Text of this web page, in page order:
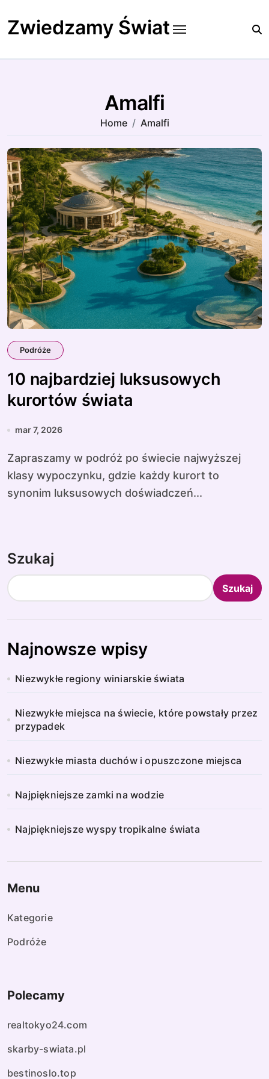
to
content
Zwiedzamy Świat
Amalfi
Home Amalfi
Podróże
10 najbardziej luksusowych
kurortów świata
mar 7, 2026
Zapraszamy w podróż po świecie najwyższej
klasy wypoczynku, gdzie każdy kurort to
synonim luksusowych doświadczeń...
Szukaj
Szukaj
Najnowsze wpisy
Niezwykłe regiony winiarskie świata
Niezwykłe miejsca na świecie, które powstały przez
przypadek
Niezwykłe miasta duchów i opuszczone miejsca
Najpiękniejsze zamki na wodzie
Najpiękniejsze wyspy tropikalne świata
Menu
Kategorie
Podróże
Polecamy
realtokyo24.com
skarby-swiata.pl
bestinoslo.top